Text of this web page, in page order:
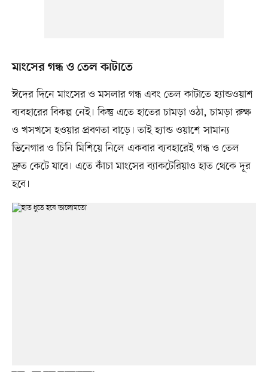
মাংসের গন্ধ ও তেল কাটাতে
ঈদের দিনে মাংসের ও মসলার গন্ধ এবং তেল কাটাতে হ্যান্ডওয়াশ
ব্যবহারের বিকল্প নেই। কিন্তু এতে হাতের চামড়া ওঠা, চামড়া রুক্ষ
ও খসখসে হওয়ার প্রবণতা বাড়ে। তাই হ্যান্ড ওয়াশে সামান্য
ভিনেগার ও চিনি মিশিয়ে নিলে একবার ব্যবহারেই গন্ধ ও তেল
দ্রুত কেটে যাবে। এতে কাঁচা মাংসের ব্যাকটেরিয়াও হাত থেকে দূর
হবে।